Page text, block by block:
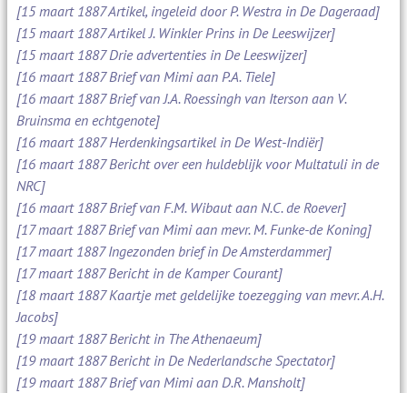
[15 maart 1887 Artikel, ingeleid door P. Westra in De Dageraad]
[15 maart 1887 Artikel J. Winkler Prins in De Leeswijzer]
[15 maart 1887 Drie advertenties in De Leeswijzer]
[16 maart 1887 Brief van Mimi aan P.A. Tiele]
[16 maart 1887 Brief van J.A. Roessingh van Iterson aan V.
Bruinsma en echtgenote]
[16 maart 1887 Herdenkingsartikel in De West-Indiër]
[16 maart 1887 Bericht over een huldeblijk voor Multatuli in de
NRC]
[16 maart 1887 Brief van F.M. Wibaut aan N.C. de Roever]
[17 maart 1887 Brief van Mimi aan mevr. M. Funke-de Koning]
[17 maart 1887 Ingezonden brief in De Amsterdammer]
[17 maart 1887 Bericht in de Kamper Courant]
[18 maart 1887 Kaartje met geldelijke toezegging van mevr. A.H.
Jacobs]
[19 maart 1887 Bericht in The Athenaeum]
[19 maart 1887 Bericht in De Nederlandsche Spectator]
[19 maart 1887 Brief van Mimi aan D.R. Mansholt]